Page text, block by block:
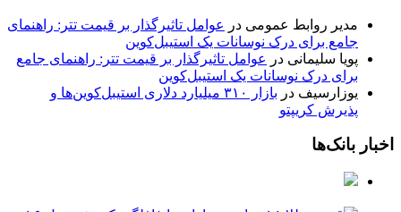
مدیر روابط عمومی در
عوامل تاثیرگذار بر قیمت تتر: راهنمای
جامع برای درک نوسانات یک استیبل‌کوین
پویا سلیمانی در
عوامل تاثیرگذار بر قیمت تتر: راهنمای جامع
برای درک نوسانات یک استیبل‌کوین
یوزارسیف در
بازار ۳۱۰ میلیارد دلاری استیبل‌کوین‌ها و
پذیرش کریپتو
اخبار بانک‌ها